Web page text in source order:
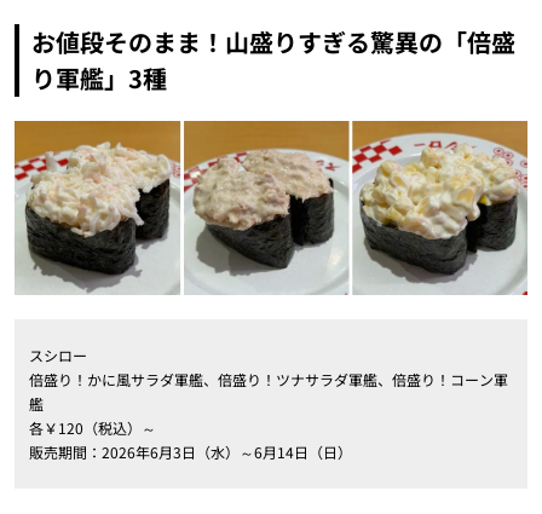
お値段そのまま！山盛りすぎる驚異の「倍盛
り軍艦」3種
スシロー
倍盛り！かに風サラダ軍艦、倍盛り！ツナサラダ軍艦、倍盛り！コーン軍
艦
各￥120（税込）～
販売期間：2026年6月3日（水）～6月14日（日）